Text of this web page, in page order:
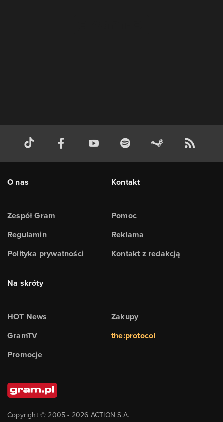
O nas
Zespół Gram
Regulamin
Polityka prywatności
Kontakt
Pomoc
Reklama
Kontakt z redakcją
Na skróty
HOT News
GramTV
Promocje
Zakupy
the:protocol
Copyright © 2005 - 2026 ACTION S.A.